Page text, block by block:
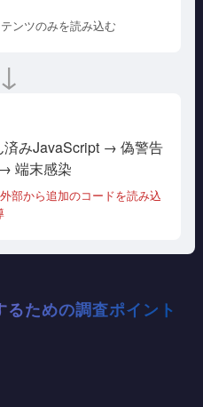
ンツのみを読み込む
↓
みJavaScript → 偽警告
端末感染
部から追加のコードを読み込
ための調査ポイント